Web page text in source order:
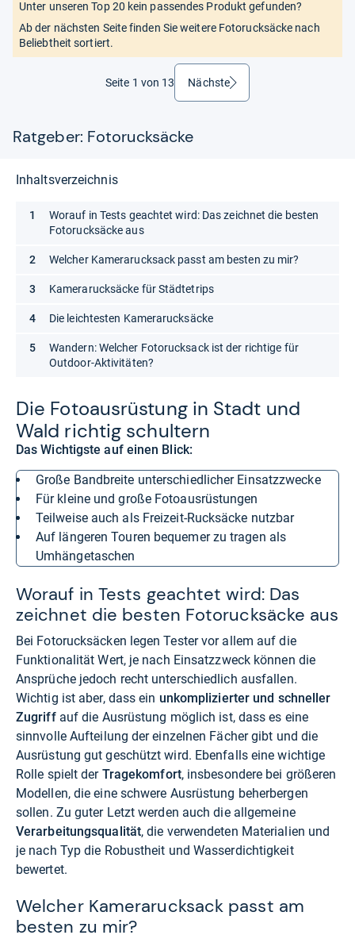
Unter unseren Top 20 kein passendes Produkt gefunden?
Ab der nächsten Seite finden Sie weitere Fotorucksäcke nach
Beliebtheit sortiert.
Seite 1 von 13 Nächsteweiter
Ratgeber: Fotorucksäcke
Die Foto­aus­rüs­tung in Stadt und
Wald rich­tig schul­tern
Das Wichtigste auf einen Blick:
große Bandbreite unterschiedlicher Einsatzzwecke
für kleine und große Fotoausrüstungen
teilweise auch als Freizeit-Rucksäcke nutzbar
auf längeren Touren bequemer zu tragen als
Umhängetaschen
Worauf in Tests geachtet wird: Das
zeichnet die besten Fotorucksäcke aus
Bei Fotorucksäcken legen Tester vor allem auf die
Funktionalität Wert, je nach Einsatzzweck können die
Ansprüche jedoch recht unterschiedlich ausfallen.
Wichtig ist aber, dass ein unkomplizierter und schneller
Zugriffauf die Ausrüstung möglich ist, dass es eine
sinnvolle Aufteilung der einzelnen Fächer gibt und die
Ausrüstung gut geschützt wird. Ebenfalls eine wichtige
Rolle spielt der Tragekomfort, insbesondere bei größeren
Modellen, die eine schwere Ausrüstung beherbergen
sollen. Zu guter Letzt werden auch die allgemeine
Verarbeitungsqualität, die verwendeten Materialien und
je nach Typ die Robustheit und Wasserdichtigkeit
bewertet.
Welcher Kamerarucksack passt am
besten zu mir?
Inhaltsverzeichnis
Worauf in Tests geachtet wird: Das zeichnet die besten
Fotorucksäcke aus
Welcher Kamerarucksack passt am besten zu mir?
Kamerarucksäcke für Städtetrips
Die leichtesten Kamerarucksäcke
Wandern: Welcher Fotorucksack ist der richtige für
Outdoor-Aktivitäten?